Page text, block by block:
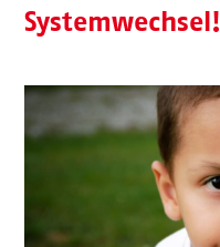
Systemwechsel!